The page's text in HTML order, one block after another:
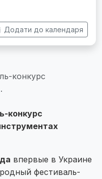
Додати до календаря
конкурс
конкурс
впервые в Украине
фестиваль-